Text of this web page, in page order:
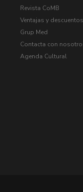
Revista CoMB
Ventajas y descuentos
Grup Med
Contacta con
Agenda Cultural